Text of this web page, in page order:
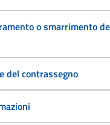
o smarrimento
del contrassegno